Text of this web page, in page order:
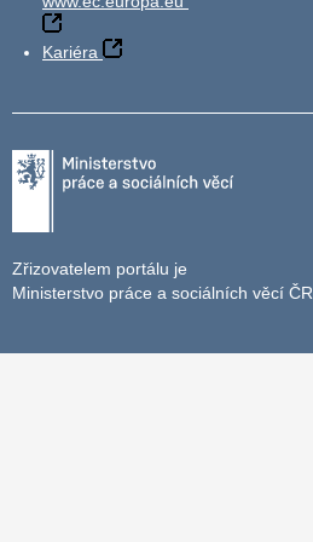
Kariéra
Zřizovatelem portálu je
Ministerstvo práce a sociálních věcí ČR